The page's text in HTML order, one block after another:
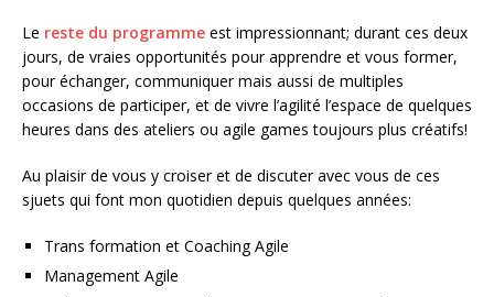
Le reste du programme est impressionnant; durant ces deux
jours, de vraies opportunités pour apprendre et vous former,
pour échanger, communiquer mais aussi de multiples
occasions de participer, et de vivre l’agilité l’espace de quelques
heures dans des ateliers ou agile games toujours plus créatifs!
Au plaisir de vous y croiser et de discuter avec vous de ces
sjuets qui font mon quotidien depuis quelques années:
Trans formation et Coaching Agile
Management Agile